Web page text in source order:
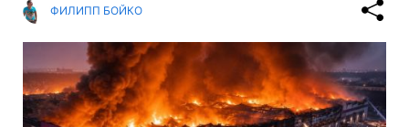
ФИЛИПП БОЙКО